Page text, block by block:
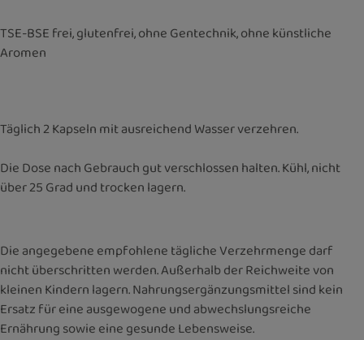
TSE-BSE frei, glutenfrei, ohne Gentechnik, ohne künstliche
Aromen
Täglich 2 Kapseln mit ausreichend Wasser verzehren.
Die Dose nach Gebrauch gut verschlossen halten. Kühl, nicht
über 25 Grad und trocken lagern.
Die angegebene empfohlene tägliche Verzehrmenge darf
nicht überschritten werden. Außerhalb der Reichweite von
kleinen Kindern lagern. Nahrungsergänzungsmittel sind kein
Ersatz für eine ausgewogene und abwechslungsreiche
Ernährung sowie eine gesunde Lebensweise.